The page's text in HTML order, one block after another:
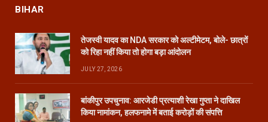
BIHAR
तेजस्वी यादव का NDA सरकार को अल्टीमेटम, बोले- छात्रों
को रिहा नहीं किया तो होगा बड़ा आंदोलन
JULY 27, 2026
बांकीपुर उपचुनाव: आरजेडी प्रत्याशी रेखा गुप्ता ने दाखिल
किया नामांकन, हलफनामे में बताई करोड़ों की संपत्ति